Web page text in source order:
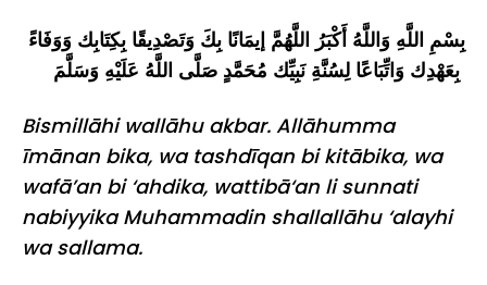
Bismillāhi wallāhu akbar. Allāhumma
īmānan bika, wa tashdīqan bi kitābika, wa
wafā’an bi ‘ahdika, wattibā‘an li sunnati
nabiyyika Muhammadin shallallāhu ‘alayhi
wa sallama.